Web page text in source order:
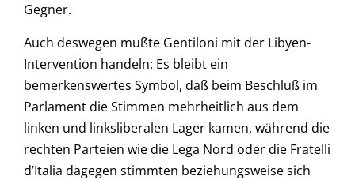
Gegner.
Auch deswegen mußte Gentiloni mit der Libyen-
Intervention handeln: Es bleibt ein
bemerkenswertes Symbol, daß beim Beschluß im
Parlament die Stimmen mehrheitlich aus dem
linken und linksliberalen Lager kamen, während die
rechten Parteien wie die Lega Nord oder die Fratelli
d’Italia dagegen stimmten beziehungsweise sich